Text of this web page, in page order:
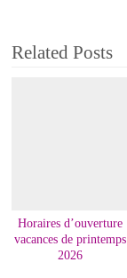
Related Posts
Horaires d’ouverture
vacances de printemps
2026